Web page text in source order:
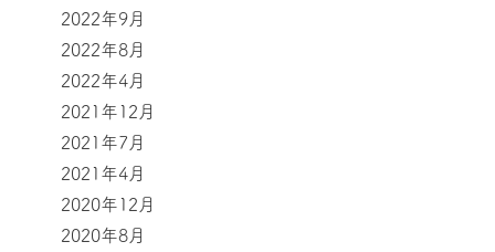
2022年9月
2022年8月
2022年4月
2021年12月
2021年7月
2021年4月
2020年12月
2020年8月